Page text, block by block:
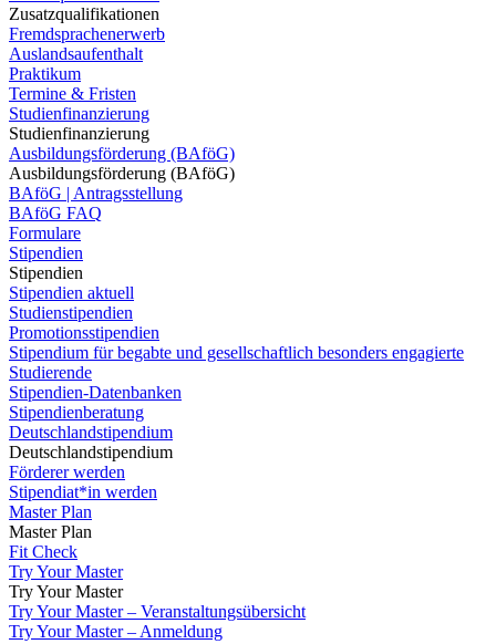
Zusatzqualifikationen
Fremdsprachenerwerb
Auslandsaufenthalt
Praktikum
Termine & Fristen
Studienfinanzierung
Studienfinanzierung
Ausbildungsförderung (BAföG)
Ausbildungsförderung (BAföG)
BAföG | Antragsstellung
BAföG FAQ
Formulare
Stipendien
Stipendien
Stipendien aktuell
Studienstipendien
Promotionsstipendien
Stipendium für begabte und gesellschaftlich besonders engagierte
Studierende
Stipendien-Datenbanken
Stipendienberatung
Deutschlandstipendium
Deutschlandstipendium
Förderer werden
Stipendiat*in werden
Master Plan
Master Plan
Fit Check
Try Your Master
Try Your Master
Try Your Master – Veranstaltungsübersicht
Try Your Master – Anmeldung